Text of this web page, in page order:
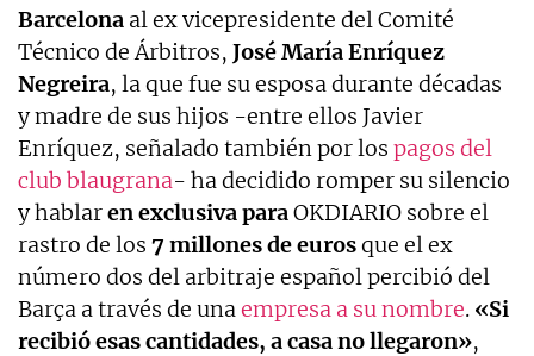
Barcelona al ex vicepresidente del Comité
Técnico de Árbitros, José María Enríquez
Negreira, la que fue su esposa durante décadas
y madre de sus hijos -entre ellos Javier
Enríquez, señalado también por los pagos del
club blaugrana- ha decidido romper su silencio
y hablaren exclusiva paraOKDIARIO sobre el
rastro de los 7 millones de eurosque el ex
número dos del arbitraje español percibió del
Barça a través de unaempresa a su nombre. «Si
recibió esas cantidades, a casa no llegaron»,